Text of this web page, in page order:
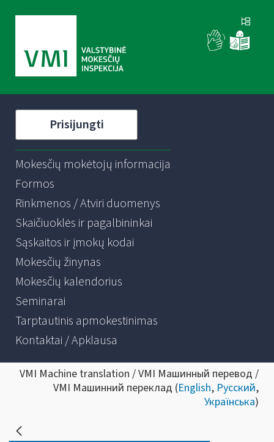
Prisijungti
Mokesčių mokėtojų informacija
Formos
Rinkmenos / Atviri duomenys
Skaičiuoklės ir pagalbininkai
Sąskaitos ir įmokų kodai
Mokesčių žinynas
Mokesčių kalendorius
Seminarai
Tarptautinis apmokestinimas
Kontaktai / Apklausa
VMI Machine translation / VMI Машинный перевод /
VMI Машинний переклад (English, Русский,
Українська)